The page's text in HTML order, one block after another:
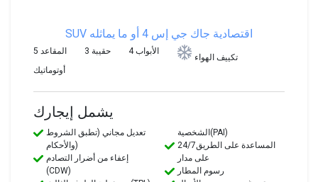
SUV اقتصادية جاك جي إس 4 أو ما يماثله
5 المقاعد 3 حقيبة 4 الأبواب
تكييف الهواء
أوتوماتيك
يشمل إيجارك
تعديل مجاني (تطبق الشروط
والأحكام)
إعفاء من أضرار التصادم
(CDW)
الشخصية(PAI)
24/7المساعدة على الطريق
على مدار
رسوم المطار